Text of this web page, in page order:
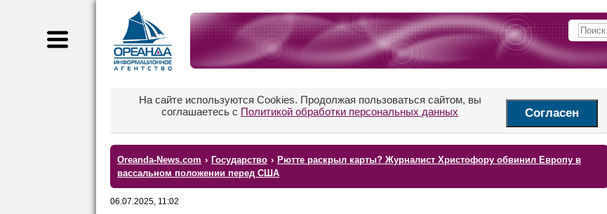
На сайте используются Cookies. Продолжая пользоваться сайтом, вы
соглашаетесь с Политикой обработки персональных данных Согласен
Oreanda-News.com › Государство › Рютте раскрыл карты? Журналист Христофору обвинил Европу в
вассальном положении перед США
06.07.2025, 11:02